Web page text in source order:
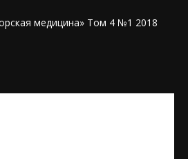
медицина» Том 4 №1 2018